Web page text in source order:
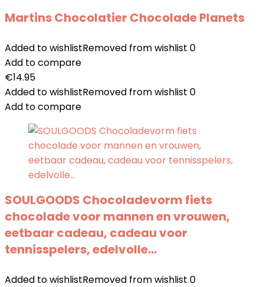
Martins Chocolatier Chocolade Planets
Added to wishlistRemoved from wishlist 0
Add to compare
€14.95
Added to wishlistRemoved from wishlist 0
Add to compare
SOULGOODS Chocoladevorm fiets
chocolade voor mannen en vrouwen,
eetbaar cadeau, cadeau voor
tennisspelers, edelvolle…
Added to wishlistRemoved from wishlist 0